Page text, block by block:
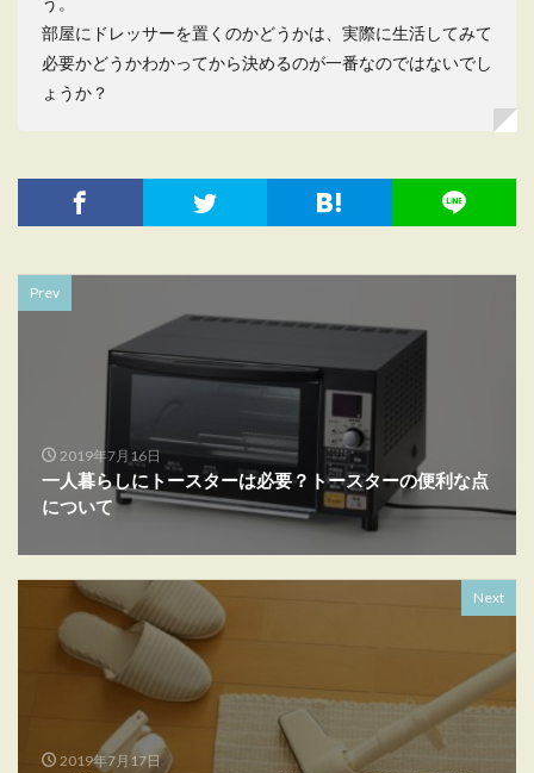
部屋にドレッサーを置くのかどうかは、実際に生活してみて
必要かどうかわかってから決めるのが一番なのではないでし
ょうか？
Prev
2019年7月16日
一人暮らしにトースターは必要？トースターの便利な点
について
Next
2019年7月17日